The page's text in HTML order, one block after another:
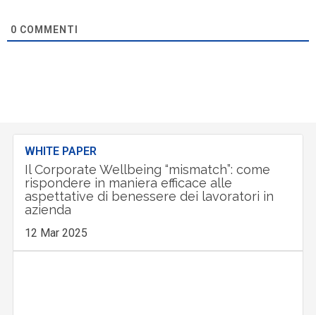
0 COMMENTI
WHITE PAPER
Il Corporate Wellbeing “mismatch”: come
rispondere in maniera efficace alle
aspettative di benessere dei lavoratori in
azienda
12 Mar 2025